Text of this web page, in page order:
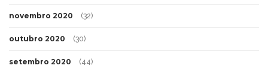
novembro 2020 (32)
outubro 2020 (30)
setembro 2020 (44)